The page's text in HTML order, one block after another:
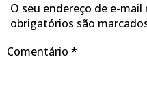
O seu endereço de e-mail
obrigatórios são
Comentário *